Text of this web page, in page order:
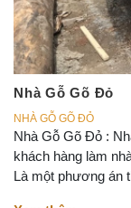
Nhà Gỗ Gõ Đỏ
NHÀ GỖ GÕ ĐỎ
Nhà Gỗ Gõ Đỏ :
khách hàng làm
Là một phương án